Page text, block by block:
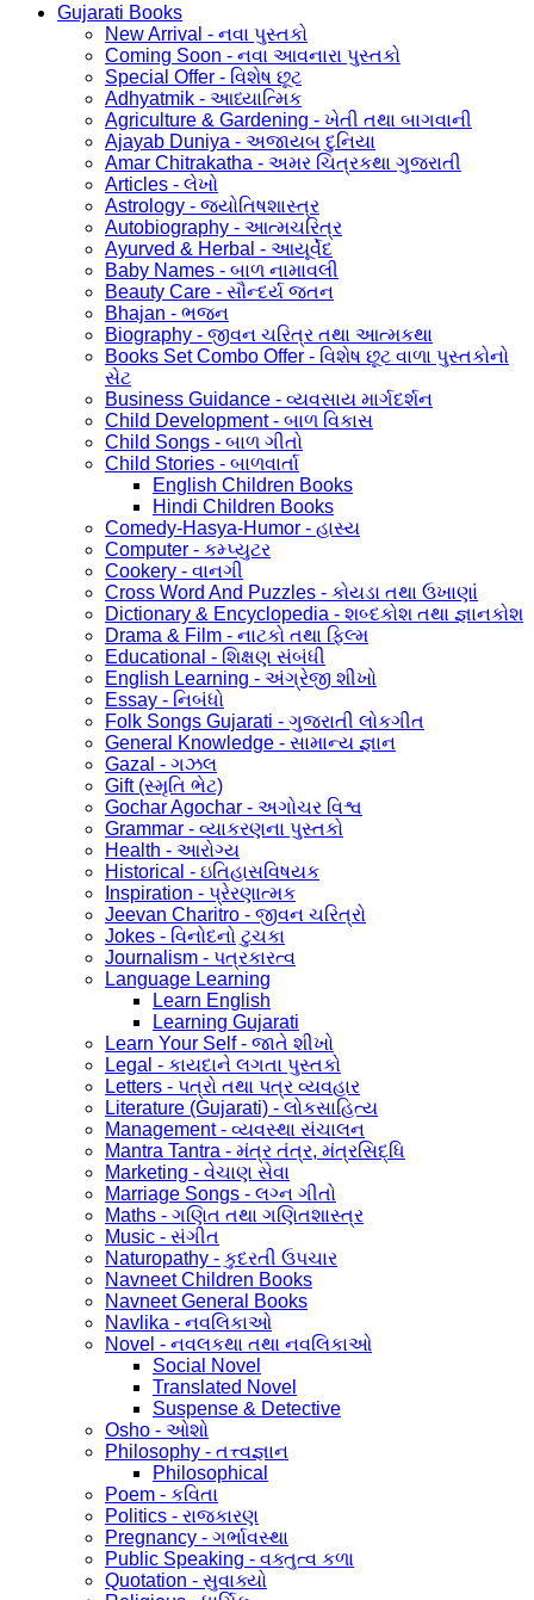
Gujarati Books
New Arrival - નવા પુસ્તકો
Coming Soon - નવા આવનારા પુસ્તકો
Special Offer - વિશેષ છૂટ
Adhyatmik - આધ્યાત્મિક
Agriculture & Gardening - ખેતી તથા બાગવાની
Ajayab Duniya - અજાયબ દુનિયા
Amar Chitrakatha - અમર ચિત્રકથા ગુજરાતી
Articles - લેખો
Astrology - જ્યોતિષશાસ્ત્ર
Autobiography - આત્મચરિત્ર
Ayurved & Herbal - આયૂર્વેદ
Baby Names - બાળ નામાવલી
Beauty Care - સૌન્દર્ય જતન
Bhajan - ભજન
Biography - જીવન ચરિત્ર તથા આત્મકથા
Books Set Combo Offer - વિશેષ છૂટ વાળા પુસ્તકોનો
સેટ
Business Guidance - વ્યવસાય માર્ગદર્શન
Child Development - બાળ વિકાસ
Child Songs - બાળ ગીતો
Child Stories - બાળવાર્તા
English Children Books
Hindi Children Books
Comedy-Hasya-Humor - હાસ્ય
Computer - કમ્પ્યુટર
Cookery - વાનગી
Cross Word And Puzzles - કોયડા તથા ઉખાણાં
Dictionary & Encyclopedia - શબ્દકોશ તથા જ્ઞાનકોશ
Drama & Film - નાટકો તથા ફિલ્મ
Educational - શિક્ષણ સંબંધી
English Learning - અંગ્રેજી શીખો
Essay - નિબંધો
Folk Songs Gujarati - ગુજરાતી લોકગીત
General Knowledge - સામાન્ય જ્ઞાન
Gazal - ગઝલ
Gift (સ્મૃતિ ભેટ)
Gochar Agochar - અગોચર વિશ્વ
Grammar - વ્યાકરણના પુસ્તકો
Health - આરોગ્ય
Historical - ઇતિહાસવિષયક
Inspiration - પ્રેરણાત્મક
Jeevan Charitro - જીવન ચરિત્રો
Jokes - વિનોદનો ટુચકા
Journalism - પત્રકારત્વ
Language Learning
Learn English
Learning Gujarati
Learn Your Self - જાતે શીખો
Legal - કાયદાને લગતા પુસ્તકો
Letters - પત્રો તથા પત્ર વ્યવહાર
Literature (Gujarati) - લોકસાહિત્ય
Management - વ્યવસ્થા સંચાલન
Mantra Tantra - મંત્ર તંત્ર, મંત્રસિદ્ધિ
Marketing - વેચાણ સેવા
Marriage Songs - લગ્ન ગીતો
Maths - ગણિત તથા ગણિતશાસ્ત્ર
Music - સંગીત
Naturopathy - કુદરતી ઉપચાર
Navneet Children Books
Navneet General Books
Navlika - નવલિકાઓ
Novel - નવલકથા તથા નવલિકાઓ
Social Novel
Translated Novel
Suspense & Detective
Osho - ઓશો
Philosophy - તત્ત્વજ્ઞાન
Philosophical
Poem - કવિતા
Politics - રાજકારણ
Pregnancy - ગર્ભાવસ્થા
Public Speaking - વક્તુત્વ કળા
Quotation - સુવાક્યો